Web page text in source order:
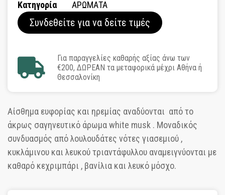
Αίσθημα ευφορίας και ηρεμίας αναδύονται από το
άκρως σαγηνευτικό άρωμα white musk . Μοναδικός
συνδυασμός από λουλουδάτες νότες γιασεμιού ,
κυκλάμινου και λευκού τριαντάφυλλου αναμειγνύονται με
καθαρό κεχριμπάρι , βανίλια και λευκό μόσχο.
Κατηγορία
ΑΡΩΜΑΤΑ
Συνδεθείτε για να δείτε τιμές
Για παραγγελίες καθαρής αξίας άνω των
€200, ΔΩΡΕΑΝ τα μεταφορικά μέχρι Αθήνα ή
Θεσσαλονίκη